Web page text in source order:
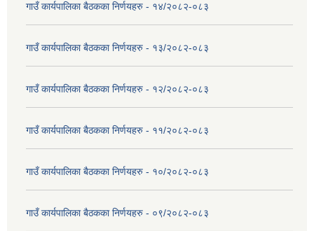
गाउँ कार्यपालिका बैठकका निर्णयहरु - १४/२०८२-०८३
गाउँ कार्यपालिका बैठकका निर्णयहरु - १३/२०८२-०८३
गाउँ कार्यपालिका बैठकका निर्णयहरु - १२/२०८२-०८३
गाउँ कार्यपालिका बैठकका निर्णयहरु - ११/२०८२-०८३
गाउँ कार्यपालिका बैठकका निर्णयहरु - १०/२०८२-०८३
गाउँ कार्यपालिका बैठकका निर्णयहरु - ०९/२०८२-०८३